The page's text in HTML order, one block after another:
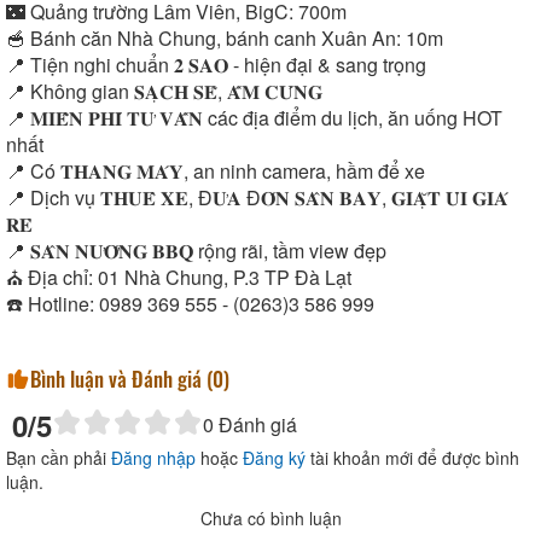
🌃 Quảng trường Lâm Viên, BigC: 700m
🥣 Bánh căn Nhà Chung, bánh canh Xuân An: 10m
📍 Tiện nghi chuẩn 𝟐 𝐒𝐀𝐎 - hiện đại & sang trọng
📍 Không gian 𝐒𝐀̣𝐂𝐇 𝐒𝐄̃, 𝐀̂́𝐌 𝐂𝐔́𝐍𝐆
📍 𝐌𝐈𝐄̂̃𝐍 𝐏𝐇𝐈́ 𝐓𝐔̛ 𝐕𝐀̂́𝐍 các địa điểm du lịch, ăn uống HOT
nhất
📍 Có 𝐓𝐇𝐀𝐍𝐆 𝐌𝐀́𝐘, an ninh camera, hầm để xe
📍 Dịch vụ 𝐓𝐇𝐔𝐄̂ 𝐗𝐄, Đ𝐔̛𝐀 Đ𝐎́𝐍 𝐒𝐀̂𝐍 𝐁𝐀𝐘, 𝐆𝐈𝐀̣̆𝐓 𝐔̉𝐈 𝐆𝐈𝐀́
𝐑𝐄̉
📍 𝐒𝐀̂𝐍 𝐍𝐔̛𝐎̛́𝐍𝐆 𝐁𝐁𝐐 rộng rãi, tầm view đẹp
⛪ Địa chỉ: 01 Nhà Chung, P.3 TP Đà Lạt
☎️ Hotline: 0989 369 555 - (0263)3 586 999
Bình luận và Đánh giá (0)
0/5 0 Đánh giá
Bạn cần phải Đăng nhập hoặc Đăng ký tài khoản mới để được bình
luận.
Chưa có bình luận